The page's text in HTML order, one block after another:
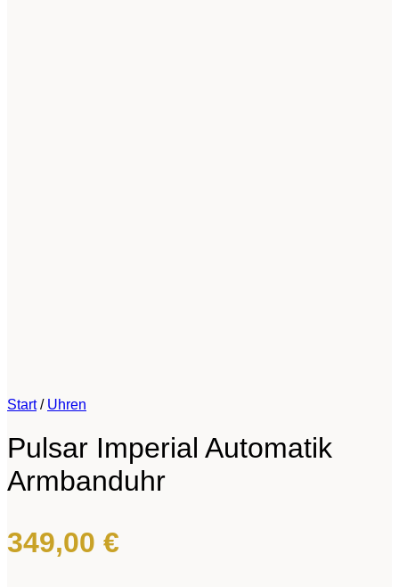
Start / Uhren
Pulsar Imperial Automatik
Armbanduhr
349,00 €